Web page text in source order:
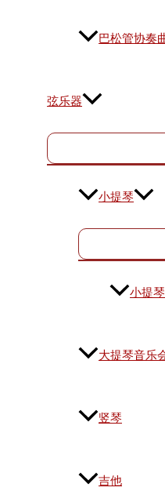
巴松管协奏
弦乐器
小提琴
小提
大提琴音乐
竖琴
吉他